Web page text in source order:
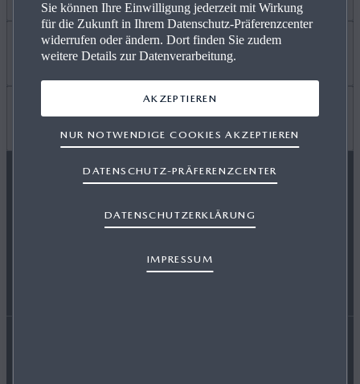
ANGEBOT PRIVAT
GEWERBEKUNDEN
VERFÜGBARE NEUWAGEN
Mehr erfahren
KARRIERE / CAREERS
FREIE WERKSTÄTTEN
Wissenswertes
Sie können Ihre Einwilligung jederzeit mit Wirkung
für die Zukunft in Ihrem Datenschutz-Präferenzcenter
widerrufen oder ändern. Dort finden Sie zudem
weitere Details zur Datenverarbeitung.
DATENSCHUTZERKLÄRUNG
IMPRESSUM
DATENSCHUTZ-PRÄFERENZCENTER
NUR NOTWENDIGE COOKIES AKZEPTIEREN
AKZEPTIEREN